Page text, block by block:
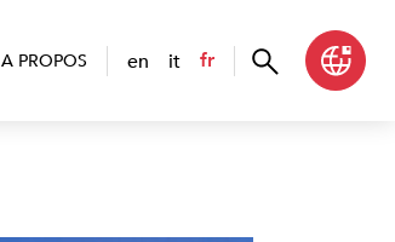
A PROPOS en it fr